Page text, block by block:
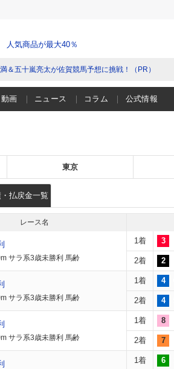
人気商品が最大40％
＆五十嵐亮太が佐賀競馬予想に挑戦！（PR）
動画 ニュース コラム 公式情報
東京
払戻金一覧
レース名
サラ系3歳未勝利 馬齢
1着 3
2着 2
サラ系3歳未勝利 馬齢
1着 4
2着 4
サラ系3歳未勝利 馬齢
1着 8
2着 7
1着 6